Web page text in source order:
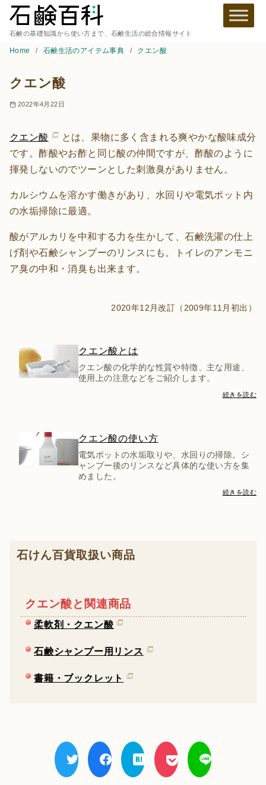
石鹸の基礎知識から使い方まで、石鹸生活の総合情報サイト
Home 石鹸生活のアイテム事典 クエン酸
クエン酸
2022年4月22日
クエン酸
とは、果物に多く含まれる爽やかな酸味成分
です。酢酸やお酢と同じ酸の仲間ですが、酢酸のように
揮発しないのでツーンとした刺激臭がありません。
カルシウムを溶かす働きがあり、水回りや電気ポット内
の水垢掃除に最適。
酸がアルカリを中和する力を生かして、石鹸洗濯の仕上
げ剤や石鹸シャンプーのリンスにも。トイレのアンモニ
ア臭の中和・消臭も出来ます。
2020年12月改訂（2009年11月初出）
クエン酸とは
クエン酸の化学的な性質や特徴、主な用途、
使用上の注意などをご紹介します。
続きを読む
クエン酸の使い方
電気ポットの水垢取りや、水回りの掃除。シ
ャンプー後のリンスなど具体的な使い方を集
めました。
続きを読む
石けん百貨取扱い商品
クエン酸と関連商品
柔軟剤・クエン酸
石鹸シャンプー用リンス
書籍・ブックレット